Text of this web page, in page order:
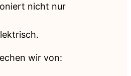
nicht nur
wir von: